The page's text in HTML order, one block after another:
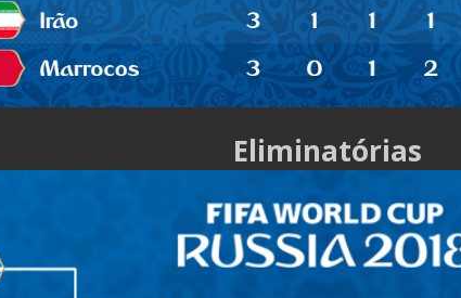
Eliminatórias